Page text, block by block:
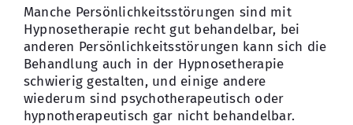
Manche Persönlichkeitsstörungen sind mit
Hypnosetherapie recht gut behandelbar, bei
anderen Persönlichkeitsstörungen kann sich die
Behandlung auch in der Hypnosetherapie
schwierig gestalten, und einige andere
wiederum sind psychotherapeutisch oder
hypnotherapeutisch gar nicht behandelbar.